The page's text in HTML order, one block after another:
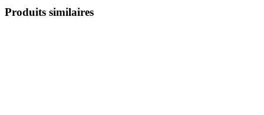
Produits similaires